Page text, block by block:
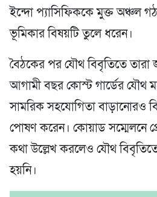
ইন্দো প্যাসিফিককে মুক্ত অঞ্চল
ভূমিকার বিষয়টি তুলে ধরেন।
বৈঠকের পর যৌথ বিবৃতিতে তারা
আগামী বছর কোস্ট গার্ডের যৌথ
সামরিক সহযোগিতা বাড়ানোরও
পোষণ করেন। কোয়াড সম্মেলনে
কথা উল্লেখ করলেও যৌথ
হয়নি।